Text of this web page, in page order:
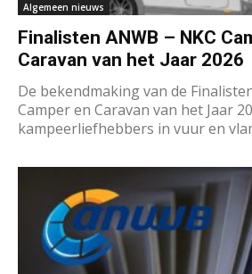
Algemeen nieuws
Finalisten ANWB – NKC
Caravan van het Jaar 2026
De bekendmaking van de
Camper en Caravan van het Jaar
kampeerliefhebbers in vuur en